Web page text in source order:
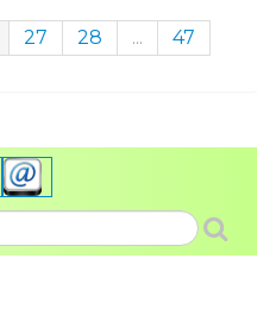
27 28 ...
47